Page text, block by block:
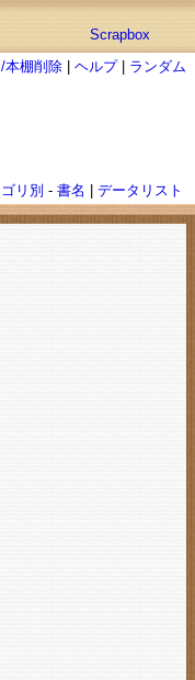
Scrapbox
本棚削除 |ヘルプ| ランダム
リ別 -書名 |データリスト